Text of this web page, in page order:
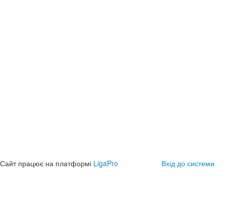
Сайт працює на платформі LigaPro Вхід до системи